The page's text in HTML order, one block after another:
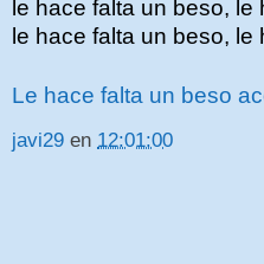
le hace falta un beso, le
le hace falta un beso, le
Le hace falta un beso
javi29 en 12:01:00